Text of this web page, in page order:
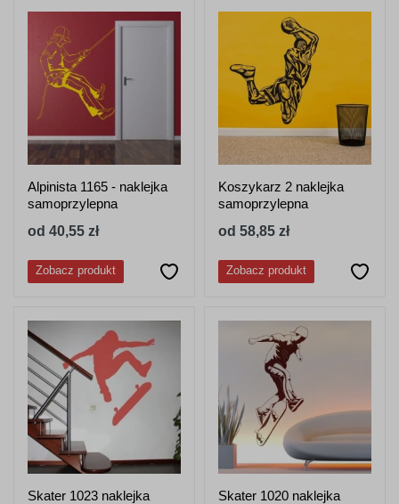
Alpinista 1165 - naklejka
samoprzylepna
od 40,55 zł
Zobacz produkt
Koszykarz 2 naklejka
samoprzylepna
od 58,85 zł
Zobacz produkt
Skater 1023 naklejka Skater 1020 naklejka